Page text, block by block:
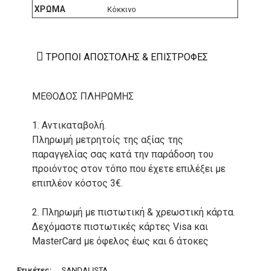
ΧΡΏΜΑ Κόκκινο
ΤΡΌΠΟΙ ΑΠΟΣΤΟΛΉΣ & ΕΠΙΣΤΡΟΦΈΣ
ΜΕΘΟΔΟΣ ΠΛΗΡΩΜΗΣ
1. Αντικαταβολή.
Πληρωμή μετρητοίς της αξίας της
παραγγελίας σας κατά την παράδοση του
προιόντος στον τόπο που έχετε επιλέξει με
επιπλέον κόστος 3€.
2. Πληρωμή με πιστωτική & χρεωστική κάρτα.
Δεχόμαστε πιστωτικές κάρτες Visa και
MasterCard με όφελος έως και 6 άτοκες